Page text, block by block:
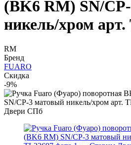
(BK6 RM) SN/
никель/хром арт.
RM
Бренд
FUARO
Скидка
-9%